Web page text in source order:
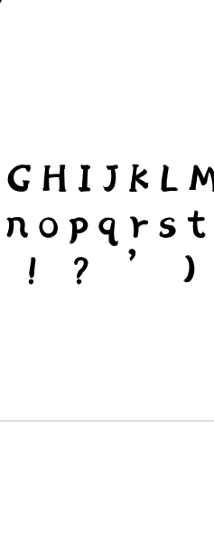
！？’